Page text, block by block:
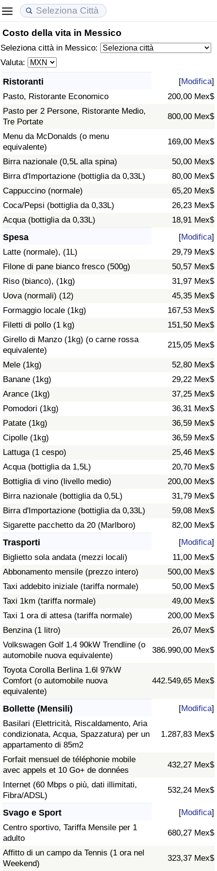
Costo della vita in Messico
Seleziona città in Messico:
Valuta:
Ristoranti [Modifica]
Pasto, Ristorante Economico
200,00 Mex$
Pasto per 2 Persone, Ristorante Medio,
Tre Portate
800,00 Mex$
Menu da McDonalds (o menu
equivalente)
169,00 Mex$
Birra nazionale (0,5L alla spina)
50,00 Mex$
Birra d'Importazione (bottiglia da 0,33L)
80,00 Mex$
Cappuccino (normale)
65,20 Mex$
Coca/Pepsi (bottiglia da 0,33L)
26,23 Mex$
Acqua (bottiglia da 0,33L)
18,91 Mex$
Spesa [Modifica]
Latte (normale), (1L)
29,79 Mex$
Filone di pane bianco fresco (500g)
50,57 Mex$
Riso (bianco), (1kg)
31,97 Mex$
Uova (normali) (12)
45,35 Mex$
Formaggio locale (1kg)
167,53 Mex$
Filetti di pollo (1 kg)
151,50 Mex$
Girello di Manzo (1kg) (o carne rossa
equivalente)
215,05 Mex$
Mele (1kg)
52,80 Mex$
Banane (1kg)
29,22 Mex$
Arance (1kg)
37,25 Mex$
Pomodori (1kg)
36,31 Mex$
Patate (1kg)
36,59 Mex$
Cipolle (1kg)
36,59 Mex$
Lattuga (1 cespo)
25,46 Mex$
Acqua (bottiglia da 1,5L)
20,70 Mex$
Bottiglia di vino (livello medio)
200,00 Mex$
Birra nazionale (bottiglia da 0,5L)
31,79 Mex$
Birra d'Importazione (bottiglia da 0,33L)
59,08 Mex$
Sigarette pacchetto da 20 (Marlboro)
82,00 Mex$
Trasporti [Modifica]
Biglietto sola andata (mezzi locali)
11,00 Mex$
Abbonamento mensile (prezzo intero)
500,00 Mex$
Taxi addebito iniziale (tariffa normale)
50,00 Mex$
Taxi 1km (tariffa normale)
49,00 Mex$
Taxi 1 ora di attesa (tariffa normale)
200,00 Mex$
Benzina (1 litro)
26,07 Mex$
Volkswagen Golf 1.4 90kW Trendline (o
automobile nuova equivalente)
386.990,00 Mex$
Toyota Corolla Berlina 1.6l 97kW
Comfort (o automobile nuova
equivalente)
442.549,65 Mex$
Bollette (Mensili) [Modifica]
Basilari (Elettricità, Riscaldamento, Aria
condizionata, Acqua, Spazzatura) per un
appartamento di 85m2
1.287,83 Mex$
Forfait mensuel de téléphonie mobile
avec appels et 10 Go+ de données
432,27 Mex$
Internet (60 Mbps o più, dati illimitati,
Fibra/ADSL)
532,24 Mex$
Svago e Sport [Modifica]
Centro sportivo, Tariffa Mensile per 1
adulto
680,27 Mex$
Affitto di un campo da Tennis (1 ora nel
Weekend)
323,37 Mex$
Costo della vita
Indice Del Costo Della Vita (corrente)
Indice Del Costo Della Vita
Indice del Costo della Vita per Nazione
ad Aqaba
Prezzi degli immobili
Indice del Prezzo delle Case (Corrente)
Indice del Prezzo delle Case
Indice del Prezzo delle Case per Nazione
Qualità della Vita
Indice della Qualità della Vita
Indice della Qualità della Vita (Corrente)
Indice della qualità della vita per Paese
Criminalità
Indice del Tasso di Criminalità (Corrente)
Indice della Criminalità
Indice di criminalità per paese
Assistenza Sanitaria
Indice dell’Assistenza Sanitaria (Corrente)
Indice dell’Assistenza Sanitaria
Indice dell’Assistenza Sanitaria per
Nazione
Inquinamento
Indice dell’Inquinamento (Corrente)
Indice di inquinamento
Indice dell’Inquinamento per Nazione
Traffico
Indice del Traffico
Indice del traffico (Corrente)